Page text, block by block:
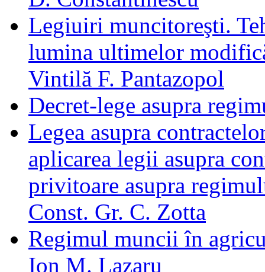
Legiuiri muncitoreşti.
lumina ultimelor
Vintilă F. Pantazopol
Decret-lege asupra
Legea asupra
aplicarea legii asupra
privitoare asupra
Const. Gr. C. Zotta
Regimul muncii în
Ion M. Lazaru